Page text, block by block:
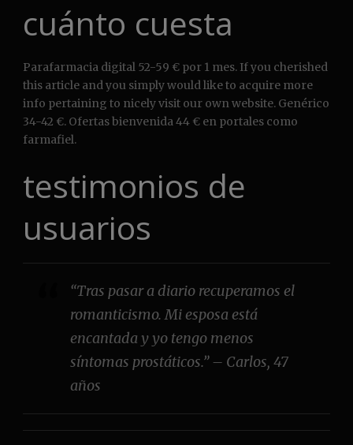
cuánto cuesta
Parafarmacia digital 52-59 € por 1 mes. If you cherished
this article and you simply would like to acquire more
info pertaining to nicely visit our own website. Genérico
34-42 €. Ofertas bienvenida 44 € en portales como
farmafiel.
testimonios de
usuarios
“Tras pasar a diario recuperamos el
romanticismo. Mi esposa está
encantada y yo tengo menos
síntomas prostáticos.” – Carlos, 47
años